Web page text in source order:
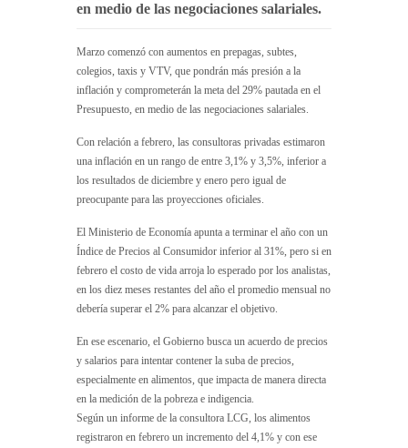
en medio de las negociaciones salariales.
Marzo comenzó con aumentos en prepagas, subtes,
colegios, taxis y VTV, que pondrán más presión a la
inflación y comprometerán la meta del 29% pautada en el
Presupuesto, en medio de las negociaciones salariales.
Con relación a febrero, las consultoras privadas estimaron
una inflación en un rango de entre 3,1% y 3,5%, inferior a
los resultados de diciembre y enero pero igual de
preocupante para las proyecciones oficiales.
El Ministerio de Economía apunta a terminar el año con un
Índice de Precios al Consumidor inferior al 31%, pero si en
febrero el costo de vida arroja lo esperado por los analistas,
en los diez meses restantes del año el promedio mensual no
debería superar el 2% para alcanzar el objetivo.
En ese escenario, el Gobierno busca un acuerdo de precios
y salarios para intentar contener la suba de precios,
especialmente en alimentos, que impacta de manera directa
en la medición de la pobreza e indigencia.
Según un informe de la consultora LCG, los alimentos
registraron en febrero un incremento del 4,1% y con ese